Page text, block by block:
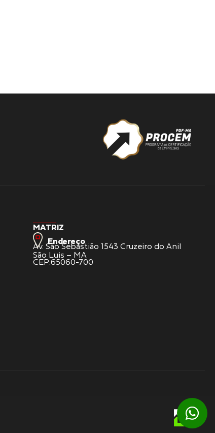
MATRIZ
Endereço
Av. São Sebastião 1543 Cruzeiro do Anil
São Luis – MA
CEP:65060-700